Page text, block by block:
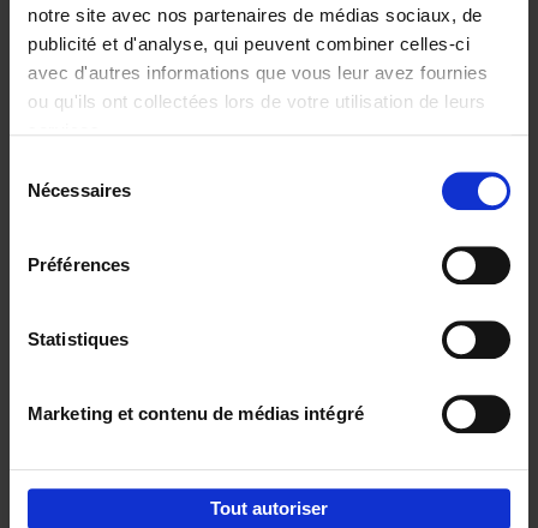
notre site avec nos partenaires de médias sociaux, de
publicité et d'analyse, qui peuvent combiner celles-ci
avec d'autres informations que vous leur avez fournies
ou qu'ils ont collectées lors de votre utilisation de leurs
Nécessaires
Préférences
Statistiques
Marketing et contenu de médias intégré
Tout autoriser
€29,99
Digital marketing like a PRO -
completely revised edition (EN)